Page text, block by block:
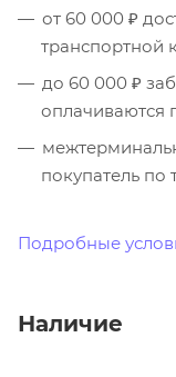
от 60 000 ₽
транспортной
до 60 000 ₽
оплачиваются
покупатель
Подробные
Наличие